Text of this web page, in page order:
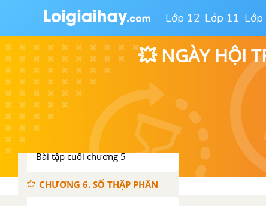
Lớp 12 Lớp 11 Lớp
💥 NGÀY HỘI
Bài 5. Phép nhân và phép chia
phân số
Bài 6. Giá trị phân số của một
số
Bài 7. Hỗn số
Bài tập cuối chương 5
CHƯƠNG 6. SỐ THẬP PHÂN